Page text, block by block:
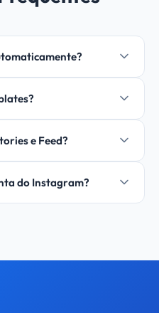
e Feed?
do Instagram?